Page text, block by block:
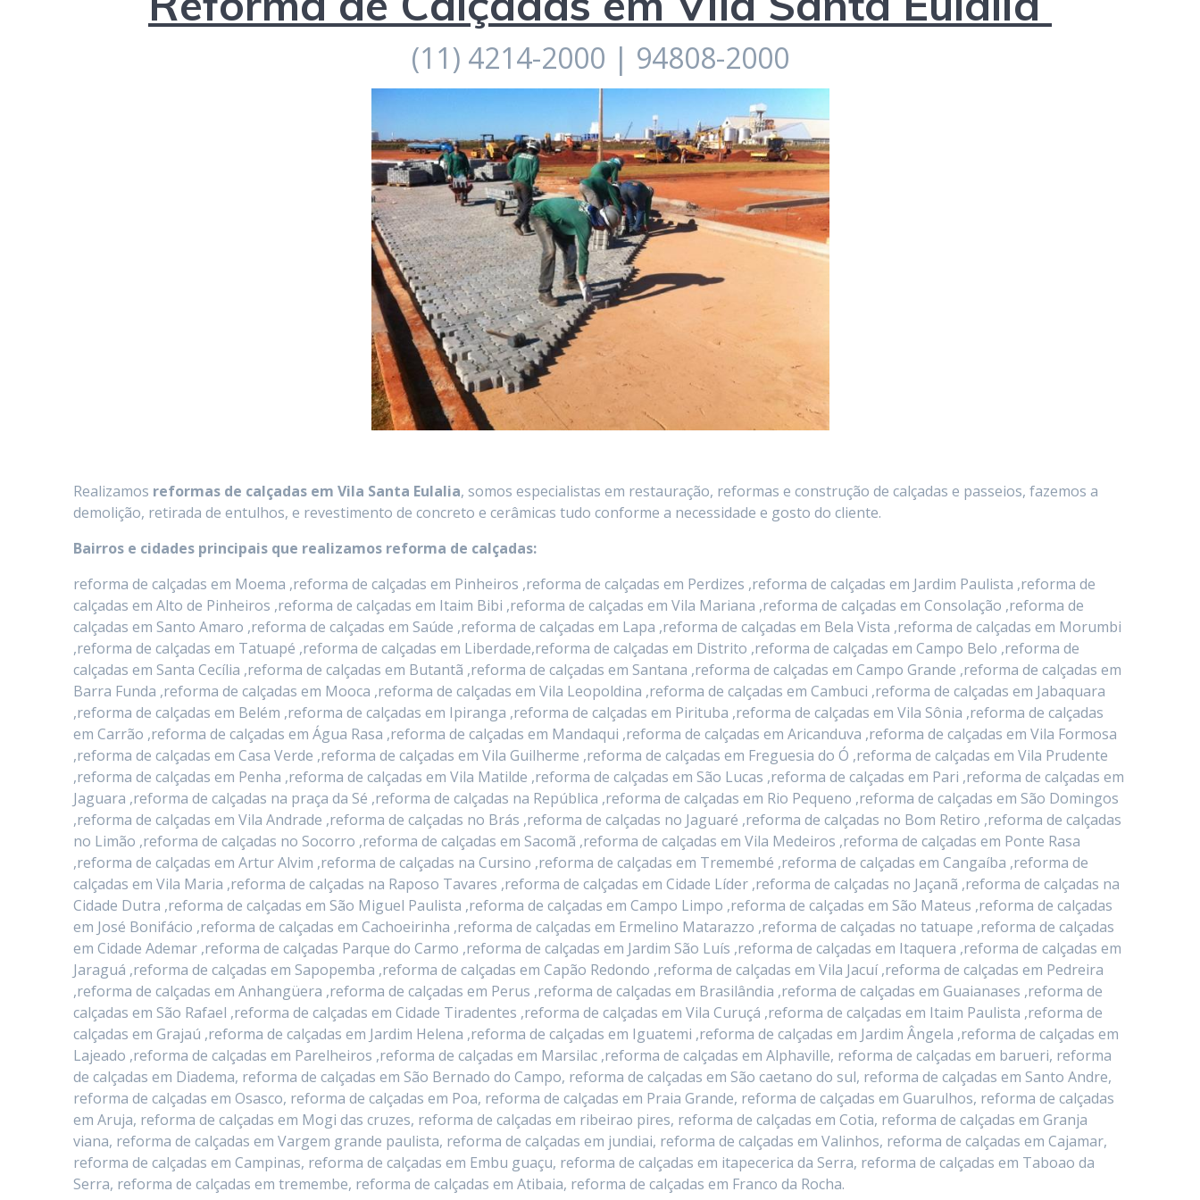
(11) 4214-2000 | 94808-2000
Realizamos reformas de calçadas em Vila Santa Eulalia, somos especialistas em restauração, reformas e construção de calçadas e passeios, fazemos a
demolição, retirada de entulhos, e revestimento de concreto e cerâmicas tudo conforme a necessidade e gosto do cliente.
Bairros e cidades principais que realizamos reforma de calçadas:
reforma de calçadas em Moema ,reforma de calçadas em Pinheiros ,reforma de calçadas em Perdizes ,reforma de calçadas em Jardim Paulista ,reforma de
calçadas em Alto de Pinheiros ,reforma de calçadas em Itaim Bibi ,reforma de calçadas em Vila Mariana ,reforma de calçadas em Consolação ,reforma de
calçadas em Santo Amaro ,reforma de calçadas em Saúde ,reforma de calçadas em Lapa ,reforma de calçadas em Bela Vista ,reforma de calçadas em Morumbi
,reforma de calçadas em Tatuapé ,reforma de calçadas em Liberdade,reforma de calçadas em Distrito ,reforma de calçadas em Campo Belo ,reforma de
calçadas em Santa Cecília ,reforma de calçadas em Butantã ,reforma de calçadas em Santana ,reforma de calçadas em Campo Grande ,reforma de calçadas em
Barra Funda ,reforma de calçadas em Mooca ,reforma de calçadas em Vila Leopoldina ,reforma de calçadas em Cambuci ,reforma de calçadas em Jabaquara
,reforma de calçadas em Belém ,reforma de calçadas em Ipiranga ,reforma de calçadas em Pirituba ,reforma de calçadas em Vila Sônia ,reforma de calçadas
em Carrão ,reforma de calçadas em Água Rasa ,reforma de calçadas em Mandaqui ,reforma de calçadas em Aricanduva ,reforma de calçadas em Vila Formosa
,reforma de calçadas em Casa Verde ,reforma de calçadas em Vila Guilherme ,reforma de calçadas em Freguesia do Ó ,reforma de calçadas em Vila Prudente
,reforma de calçadas em Penha ,reforma de calçadas em Vila Matilde ,reforma de calçadas em São Lucas ,reforma de calçadas em Pari ,reforma de calçadas em
Jaguara ,reforma de calçadas na praça da Sé ,reforma de calçadas na República ,reforma de calçadas em Rio Pequeno ,reforma de calçadas em São Domingos
,reforma de calçadas em Vila Andrade ,reforma de calçadas no Brás ,reforma de calçadas no Jaguaré ,reforma de calçadas no Bom Retiro ,reforma de calçadas
no Limão ,reforma de calçadas no Socorro ,reforma de calçadas em Sacomã ,reforma de calçadas em Vila Medeiros ,reforma de calçadas em Ponte Rasa
,reforma de calçadas em Artur Alvim ,reforma de calçadas na Cursino ,reforma de calçadas em Tremembé ,reforma de calçadas em Cangaíba ,reforma de
calçadas em Vila Maria ,reforma de calçadas na Raposo Tavares ,reforma de calçadas em Cidade Líder ,reforma de calçadas no Jaçanã ,reforma de calçadas na
Cidade Dutra ,reforma de calçadas em São Miguel Paulista ,reforma de calçadas em Campo Limpo ,reforma de calçadas em São Mateus ,reforma de calçadas
em José Bonifácio ,reforma de calçadas em Cachoeirinha ,reforma de calçadas em Ermelino Matarazzo ,reforma de calçadas no tatuape ,reforma de calçadas
em Cidade Ademar ,reforma de calçadas Parque do Carmo ,reforma de calçadas em Jardim São Luís ,reforma de calçadas em Itaquera ,reforma de calçadas em
Jaraguá ,reforma de calçadas em Sapopemba ,reforma de calçadas em Capão Redondo ,reforma de calçadas em Vila Jacuí ,reforma de calçadas em Pedreira
,reforma de calçadas em Anhangüera ,reforma de calçadas em Perus ,reforma de calçadas em Brasilândia ,reforma de calçadas em Guaianases ,reforma de
calçadas em São Rafael ,reforma de calçadas em Cidade Tiradentes ,reforma de calçadas em Vila Curuçá ,reforma de calçadas em Itaim Paulista ,reforma de
calçadas em Grajaú ,reforma de calçadas em Jardim Helena ,reforma de calçadas em Iguatemi ,reforma de calçadas em Jardim Ângela ,reforma de calçadas em
Lajeado ,reforma de calçadas em Parelheiros ,reforma de calçadas em Marsilac ,reforma de calçadas em Alphaville, reforma de calçadas em barueri, reforma
de calçadas em Diadema, reforma de calçadas em São Bernado do Campo, reforma de calçadas em São caetano do sul, reforma de calçadas em Santo Andre,
reforma de calçadas em Osasco, reforma de calçadas em Poa, reforma de calçadas em Praia Grande, reforma de calçadas em Guarulhos, reforma de calçadas
em Aruja, reforma de calçadas em Mogi das cruzes, reforma de calçadas em ribeirao pires, reforma de calçadas em Cotia, reforma de calçadas em Granja
viana, reforma de calçadas em Vargem grande paulista, reforma de calçadas em jundiai, reforma de calçadas em Valinhos, reforma de calçadas em Cajamar,
reforma de calçadas em Campinas, reforma de calçadas em Embu guaçu, reforma de calçadas em itapecerica da Serra, reforma de calçadas em Taboao da
Serra, reforma de calçadas em tremembe, reforma de calçadas em Atibaia, reforma de calçadas em Franco da Rocha.